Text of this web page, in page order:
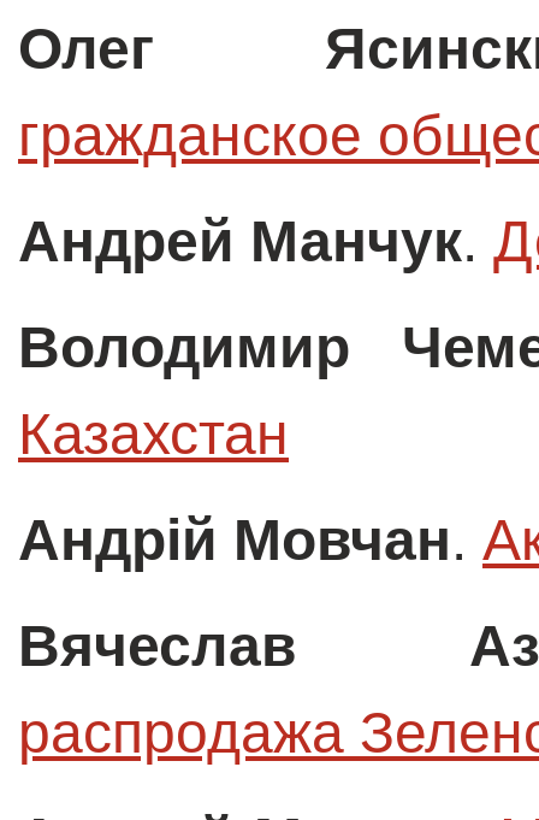
Олег
гражданское
Андрей Манчук.
Володимир
Казахстан
Андрій Мовчан.
Вячеслав
распродажа